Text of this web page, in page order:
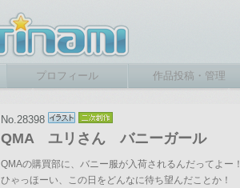
プロフィール 作品投稿・管理
No.28398
QMA ユリさん バニーガール
QMAの購買部に、バニー服が入荷されるんだってよー！
ひゃっほーい、この日をどんなに待ち望んだことか！